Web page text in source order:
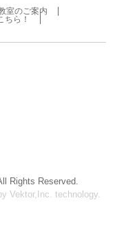
室のご案内
ちら！
Rights Reserved.
Vektor,Inc. technology.